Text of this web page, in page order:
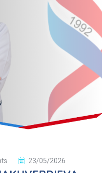
23/05/2026